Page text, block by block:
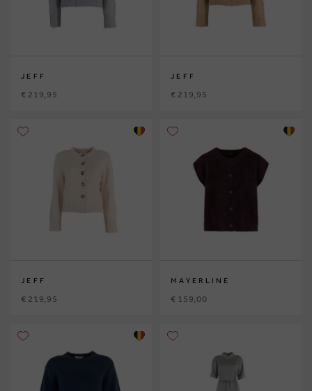
JEFF
€ 219,95
JEFF
€ 219,95
JEFF
€ 219,95
MAYERLINE
€ 159,00